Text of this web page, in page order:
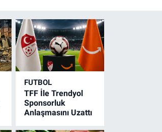
FUTBOL
TFF İle Trendyol
Sponsorluk
Anlaşmasını Uzattı